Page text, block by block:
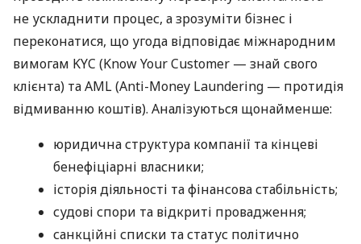
не ускладнити процес, а зрозуміти бізнес і
переконатися, що угода відповідає міжнародним
вимогам KYC (Know Your Customer — знай свого
клієнта) та AML (Anti-Money Laundering — протидія
відмиванню коштів). Аналізуються щонайменше:
юридична структура компанії та кінцеві
бенефіціарні власники;
історія діяльності та фінансова стабільність;
судові спори та відкриті провадження;
санкційні списки та статус політично